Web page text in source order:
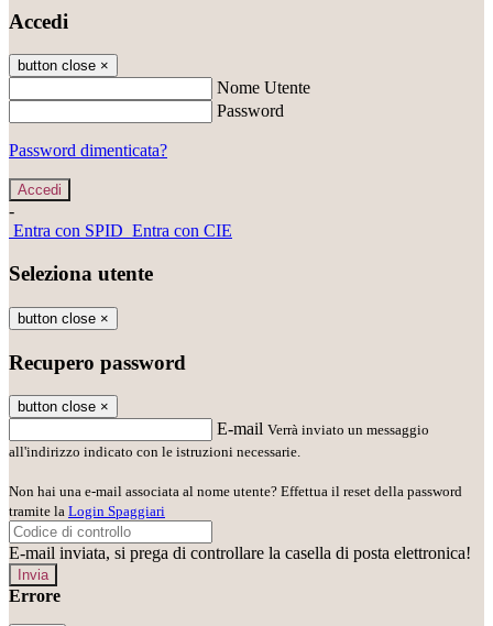
Accedi
button close ×
Nome Utente
Password
Password dimenticata?
-
Entra con SPID Entra con CIE
Seleziona utente
button close ×
Recupero password
button close ×
E-mail Verrà inviato un messaggio
all'indirizzo indicato con le istruzioni necessarie.
Non hai una e-mail associata al nome utente? Effettua il reset della password
tramite la Login Spaggiari
E-mail inviata, si prega di controllare la casella di posta elettronica!
Errore